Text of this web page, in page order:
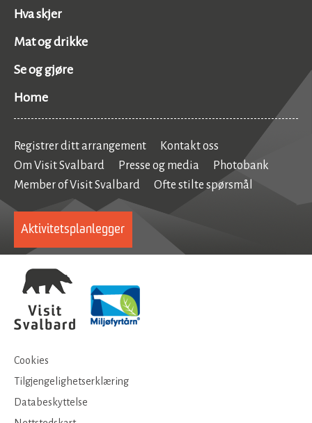
Hva skjer
Mat og drikke
Se og gjøre
Home
Registrer ditt arrangement
Kontakt oss
Om Visit Svalbard
Presse og media
Photobank
Member of Visit Svalbard
Ofte stilte spørsmål
Aktivitetsplanlegger
Cookies
Tilgjengelighetserklæring
Databeskyttelse